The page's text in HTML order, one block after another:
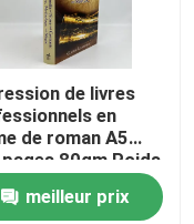
de livres
en
de roman A5
80gm Poids
crème non
meilleur prix